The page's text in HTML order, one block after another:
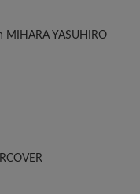
MIHARA YASUHIRO